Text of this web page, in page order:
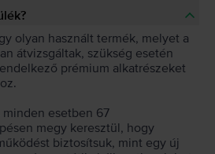
olyan használt termék, melyet a
átvizsgáltak, szükség esetén
prémium alkatrészeket
esetben 67
megy keresztül, hogy
biztosítsuk, mint egy új